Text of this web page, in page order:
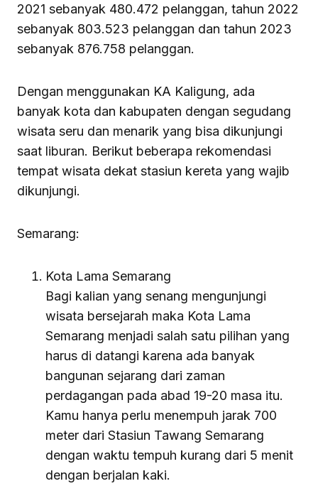
2021 sebanyak 480.472 pelanggan, tahun 2022
sebanyak 803.523 pelanggan dan tahun 2023
sebanyak 876.758 pelanggan.
Dengan menggunakan KA Kaligung, ada
banyak kota dan kabupaten dengan segudang
wisata seru dan menarik yang bisa dikunjungi
saat liburan. Berikut beberapa rekomendasi
tempat wisata dekat stasiun kereta yang wajib
dikunjungi.
Semarang:
Kota Lama Semarang
Bagi kalian yang senang mengunjungi
wisata bersejarah maka Kota Lama
Semarang menjadi salah satu pilihan yang
harus di datangi karena ada banyak
bangunan sejarang dari zaman
perdagangan pada abad 19-20 masa itu.
Kamu hanya perlu menempuh jarak 700
meter dari Stasiun Tawang Semarang
dengan waktu tempuh kurang dari 5 menit
dengan berjalan kaki.